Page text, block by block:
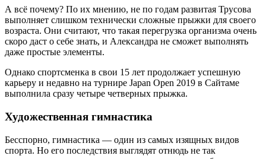
А всё почему? По их мнению, не по годам развитая Трусова
выполняет слишком технически сложные прыжки для своего
возраста. Они считают, что такая перегрузка организма очень
скоро даст о себе знать, и Александра не сможет выполнять
даже простые элементы.
Однако спортсменка в свои 15 лет продолжает успешную
карьеру и недавно на турнире Japan Open 2019 в Сайтаме
выполнила сразу четыре четверных прыжка.
Художественная гимнастика
Бесспорно, гимнастика — один из самых изящных видов
спорта. Но его последствия выглядят отнюдь не так